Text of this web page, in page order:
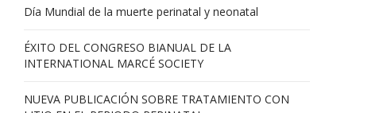
Día Mundial de la muerte perinatal y neonatal
ÉXITO DEL CONGRESO BIANUAL DE LA
INTERNATIONAL MARCÉ SOCIETY
NUEVA PUBLICACIÓN SOBRE TRATAMIENTO CON